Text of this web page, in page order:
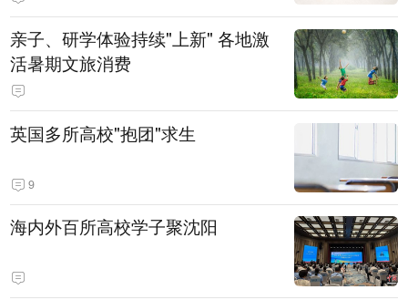
亲子、研学体验持续"上新" 各地激
活暑期文旅消费
英国多所高校"抱团"求生
9
海内外百所高校学子聚沈阳